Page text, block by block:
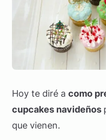
Hoy te diré a como
cupcakes navideños
que vienen.